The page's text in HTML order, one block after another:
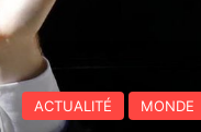
ACTUALITÉ MONDE